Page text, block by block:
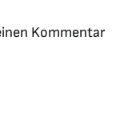
Kommentar